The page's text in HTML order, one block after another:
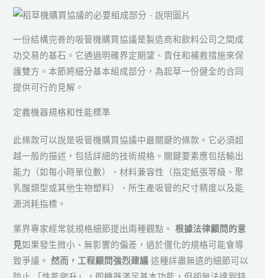
一份結構完善的吸管機購買協議是製造商和飲料公司之間成
功交易的基石。它通過明確界定期望、責任和補救措施來保
護雙方。本節將細分基本組成部分，為起草一份健全的合同
提供可行的見解。
定義機器規格和性能標準
此條款可以說是吸管機購買協議中最關鍵的條款。它必須超
越一般的描述，包括詳細的技術規格。關鍵要素應包括輸出
能力（如每小時單位數）、材料兼容性（指定紙張等級、聚
乳酸類型或其他生物塑料）、所生產吸管的尺寸精度以及能
源消耗指標。
業界專家經常就規格細節提出兩種觀點。根據法律顧問的意
見如果發生微小、無影響的偏差，過於僵化的規格可能會導
致爭議。然而，工程顧問強烈建議 這種詳盡無遺的細節可以